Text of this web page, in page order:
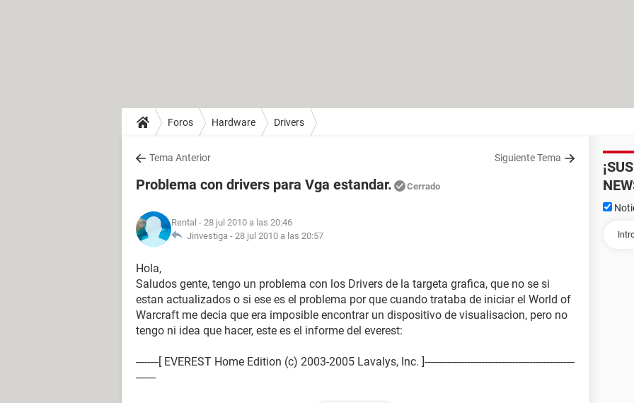
Foros Hardware Drivers
Tema Anterior Siguiente Tema
Problema con drivers para Vga estandar. Cerrado
Rental - 28 jul 2010 a las 20:46
Jinvestiga - 28 jul 2010 a las 20:57
Hola,
Saludos gente, tengo un problema con los Drivers de la targeta grafica, que no se si
estan actualizados o si ese es el problema por que cuando trataba de iniciar el World of
Warcraft me decia que era imposible encontrar un dispositivo de visualisacion, pero no
tengo ni idea que hacer, este es el informe del everest:
--------[ EVEREST Home Edition (c) 2003-2005 Lavalys, Inc. ]-----------------------------------------------------
-------